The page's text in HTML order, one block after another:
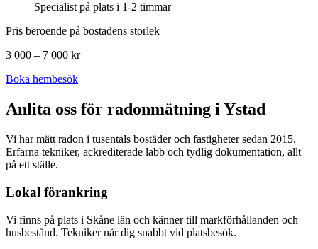
Specialist på plats i 1-2 timmar
Pris beroende på bostadens storlek
3 000 – 7 000 kr
Boka hembesök
Anlita oss för radonmätning iYstad
Vi har mätt radon i tusentals bostäder och fastigheter sedan 2015.
Erfarna tekniker, ackrediterade labb och tydlig dokumentation, allt
på ett ställe.
Lokal förankring
Vi finns på plats i Skåne län och känner till markförhållanden och
husbestånd. Tekniker når dig snabbt vid platsbesök.